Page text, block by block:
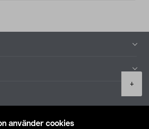
använder cookies
+